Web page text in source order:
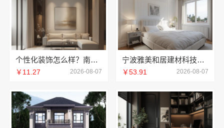
个性化装饰怎么样？南京市创亿讯环保家装全包详解
￥11.27 2026-08-07
宁波雅美和居建材科技有限公司宁波奉化家装装修线下门店地址
￥53.91 2026-08-07